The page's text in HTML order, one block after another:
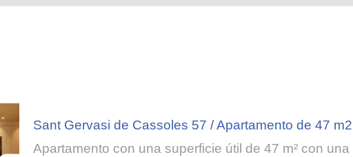
Sant Gervasi de Cassoles 57 / Apartamento de 47 m2
Apartamento con una superficie útil de 47 m² con